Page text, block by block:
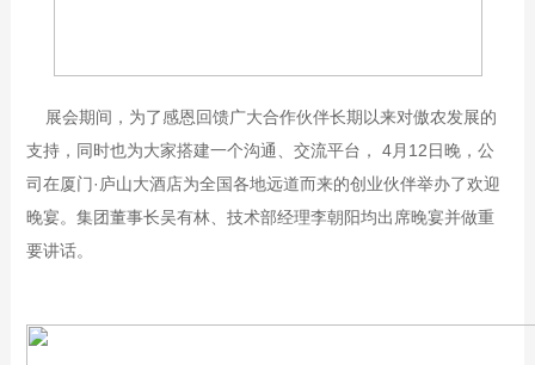
展会期间，为了感恩回馈广大合作伙伴长期以来对傲农发展的
支持，同时也为大家搭建一个沟通、交流平台， 4月12日晚，公
司在厦门·庐山大酒店为全国各地远道而来的创业伙伴举办了欢迎
晚宴。集团董事长吴有林、技术部经理李朝阳均出席晚宴并做重
要讲话。